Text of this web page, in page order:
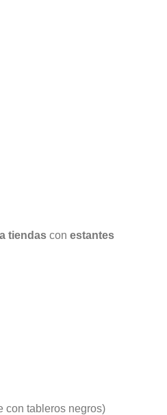
tiendas con estantes
con tableros negros)